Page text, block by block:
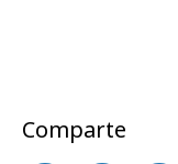
Comparte